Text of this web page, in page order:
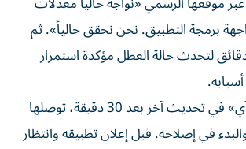
برمجة التطبيق. نحن نحقق حالياً». ثم
لتحدث حالة العطل مؤكدة استمرار
وأكدت «أوبن أيه آي» في تحديث آخر بعد 30 دقيقة، توصلها
في إصلاحه. قبل إعلان تطبيقه وانتظار